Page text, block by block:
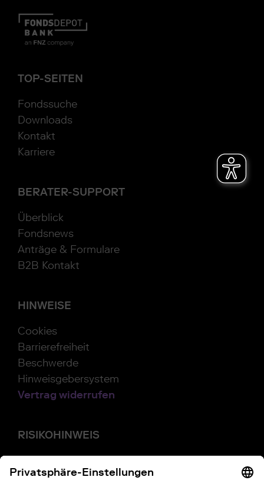
TOP-SEITEN
Fondssuche
Downloads
Kontakt
Karriere
BERATER-SUPPORT
Überblick
Fondsnews
Anträge & Formulare
B2B Kontakt
HINWEISE
Cookies
Barrierefreiheit
Beschwerde
Hinweisgebersystem
Vertrag widerrufen
RISIKOHINWEIS
Festgeld unterliegen bestimmten Risiken.